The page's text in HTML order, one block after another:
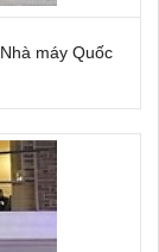
máy Quốc